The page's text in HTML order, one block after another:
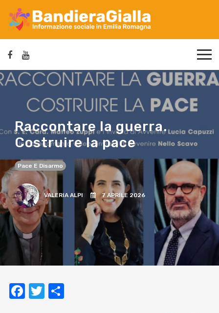
Raccontare la guerra.
Costruire la pace
Pace E Disarmo
VALERIA ALPI 7 APRILE 2026
Facebook
Twitter